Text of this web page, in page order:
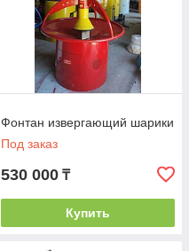
Фонтан извергающий шарики
Под заказ
530 000 ₸
Купить